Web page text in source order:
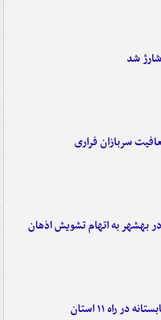
سربازان فراری
۶ نفر در بهشهر به اتهام تشویش اذهان
در راه ۱۱ استان